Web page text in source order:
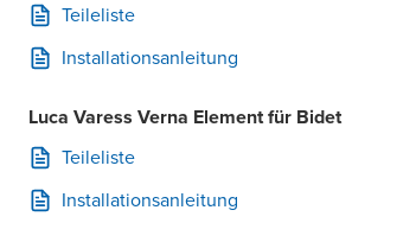
Teileliste
Installationsanleitung
Luca Varess Verna Element für Bidet
Teileliste
Installationsanleitung